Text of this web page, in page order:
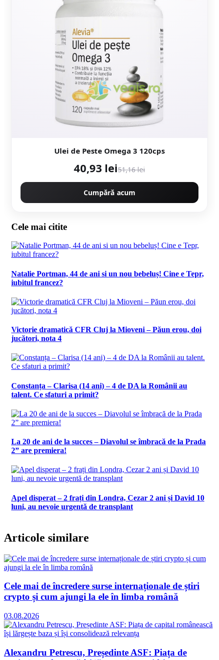
Ulei de Peste Omega 3 120cps
40,93 lei51,16 lei
Cumpără acum
Cele mai citite
Natalie Portman, 44 de ani si un nou bebeluș! Cine e Tepr,
iubitul francez?
Victorie dramatică CFR Cluj la Mioveni – Păun erou, doi
jucători, nota 4
Constanța – Clarisa (14 ani) – 4 de DA la Românii au
talent. Ce sfaturi a primit?
La 20 de ani de la succes – Diavolul se îmbracă de la Prada
2” are premiera!
Apel disperat – 2 frați din Londra, Cezar 2 ani și David 10
luni, au nevoie urgentă de transplant
Articole similare
Cele mai de încredere surse internaționale de știri
crypto și cum ajungi la ele în limba română
03.08.2026
Alexandru Petrescu, Președinte ASF: Piața de